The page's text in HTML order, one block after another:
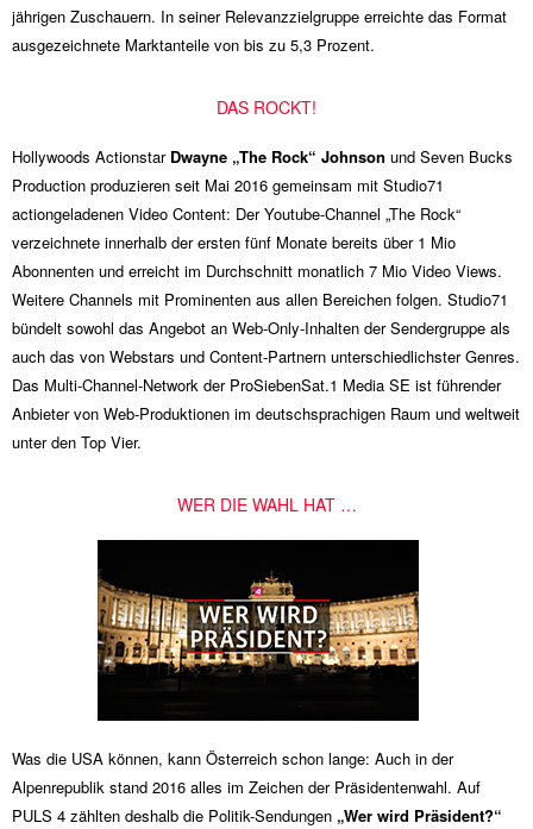
jährigen Zuschauern. In seiner Relevanzzielgruppe erreichte das Format
ausgezeichnete Marktanteile von bis zu 5,3 Prozent.
DAS ROCKT!
Hollywoods Actionstar Dwayne „The Rock“ Johnson und Seven Bucks
Production produzieren seit Mai 2016 gemeinsam mit Studio71
actiongeladenen Video Content: Der Youtube-Channel „The Rock“
verzeichnete innerhalb der ersten fünf Monate bereits über 1 Mio
Abonnenten und erreicht im Durchschnitt monatlich 7 Mio Video Views.
Weitere Channels mit Prominenten aus allen Bereichen folgen. Studio71
bündelt sowohl das Angebot an Web-Only-Inhalten der Sendergruppe als
auch das von Webstars und Content-Partnern unterschiedlichster Genres.
Das Multi-Channel-Network der ProSiebenSat.1 Media SE ist führender
Anbieter von Web-Produktionen im deutschsprachigen Raum und weltweit
unter den Top Vier.
WER DIE WAHL HAT …
Was die USA können, kann Österreich schon lange: Auch in der
Alpenrepublik stand 2016 alles im Zeichen der Präsidentenwahl. Auf
PULS 4 zählten deshalb die Politik-Sendungen „Wer wird Präsident?“